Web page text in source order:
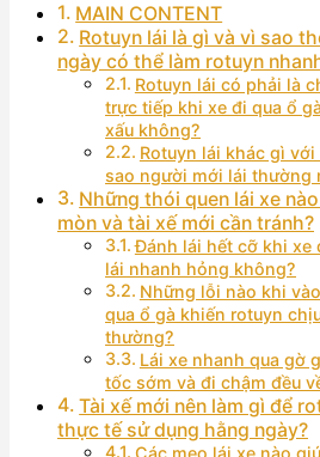
MAIN CONTENT
Rotuyn lái là gì và vì sao
ngày có thể làm rotuyn
Rotuyn lái có phải là
trực tiếp khi xe đi qua ổ
xấu không?
Rotuyn lái khác gì
sao người mới lái thường
Những thói quen lái xe
mòn và tài xế mới cần tránh?
Đánh lái hết cỡ khi xe
lái nhanh hỏng không?
Những lỗi nào khi
qua ổ gà khiến rotuyn
thường?
Lái xe nhanh qua gờ
tốc sớm và đi chậm đều
Tài xế mới nên làm gì để
thực tế sử dụng hằng ngày?
Các mẹo lái xe nào